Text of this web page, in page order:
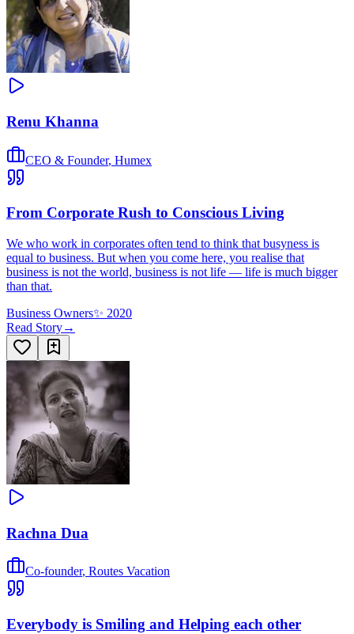
Renu Khanna
CEO & Founder, Humex
From Corporate Rush to Conscious Living
We who work in corporates often tend to think that busyness is
equal to business. But when you come here, you realise that
business is not the world, business is not life — life is much bigger
than that.
Business Owners✨ 2020
Read Story→
Rachna Dua
Co-founder, Routes Vacation
Everybody is Smiling and Helping each other